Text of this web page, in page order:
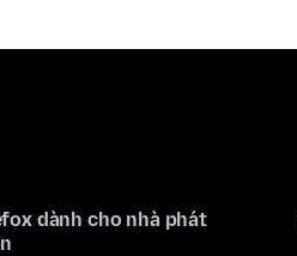
dành cho nhà phát